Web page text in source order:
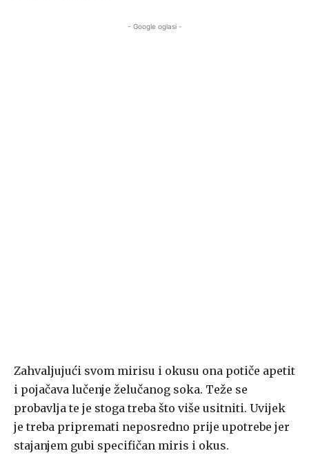
- Google oglasi -
Zahvaljujući svom mirisu i okusu ona potiče apetit
i pojačava lučenje želučanog soka. Teže se
probavlja te je stoga treba što više usitniti. Uvijek
je treba pripremati neposredno prije upotrebe jer
stajanjem gubi specifičan miris i okus.